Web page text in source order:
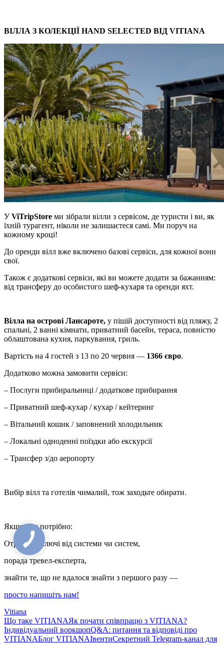
ВІЛЛА З КОЛЕКЦІЇ HAND SELECTED ВІД VITIANA
УViTripStore ми зібрали вілли з сервісом, де туристи і ви, як
їхній турагент, ніколи не залишаєтеся самі. Ми поруч на
кожному кроці!
До оренди вілл вже включено базові сервіси, для кожної вони
свої.
Також є додаткові сервіси, які ви можете додати за бажанням:
від трансферу до особистого шеф-кухаря та оренди яхт.
Вілла на острові Лансароте, у пішій доступності від пляжу, 2
спальні, 2 ванні кімнати, приватний басейн, тераса, повністю
облаштована кухня, паркування, гриль.
Вартість на 4 гостей з 13 по 20 червня — 1366 євро.
Додатково можна замовити сервіси:
– Послуги прибиральниці / додаткове прибирання
– Приватний шеф-кухар / кухар / кейтеринг
– Вітальний кошик / заповнений холодильник
– Локальні одноденні поїздки або екскурсії
– Трансфер з/до аеропорту
Вибір вілл та готелів чималий, тож заходьте обирати.
Якщо вам потрібно:
Отримати ключі від системи чи систем,
порада тревел-експерта,
знайти те, що не вдалося знайти з першого разу —
просто напишіть нам!
Vitiana
Що таке VITIANAЯк почати співпрацю з VITIANA?
Індивідуальний воркшопQ&A: питання та відповіді про
VITIANAБлог VITIANAІвентиСекретний Telegram-канал для